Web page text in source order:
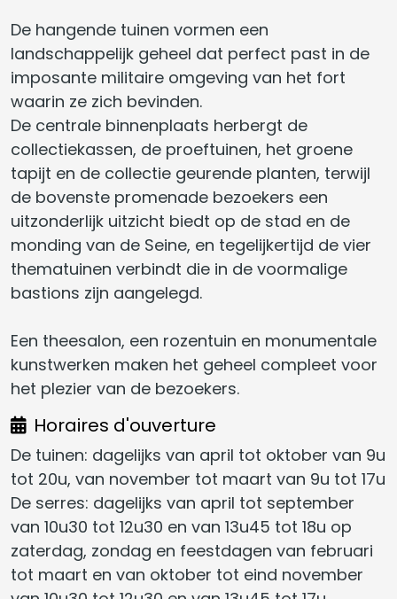
De hangende tuinen vormen een
landschappelijk geheel dat perfect past in de
imposante militaire omgeving van het fort
waarin ze zich bevinden.
De centrale binnenplaats herbergt de
collectiekassen, de proeftuinen, het groene
tapijt en de collectie geurende planten, terwijl
de bovenste promenade bezoekers een
uitzonderlijk uitzicht biedt op de stad en de
monding van de Seine, en tegelijkertijd de vier
thematuinen verbindt die in de voormalige
bastions zijn aangelegd.
Een theesalon, een rozentuin en monumentale
kunstwerken maken het geheel compleet voor
het plezier van de bezoekers.
Horaires d'ouverture
De tuinen: dagelijks van april tot oktober van 9u
tot 20u, van november tot maart van 9u tot 17u
De serres: dagelijks van april tot september
van 10u30 tot 12u30 en van 13u45 tot 18u op
zaterdag, zondag en feestdagen van februari
tot maart en van oktober tot eind november